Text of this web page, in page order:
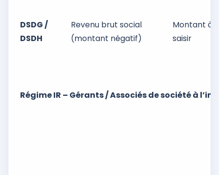
DSDG /
DSDH
Revenu brut social
(montant négatif)
Montant à
saisir
Régime IR – Gérants / Associés de société à